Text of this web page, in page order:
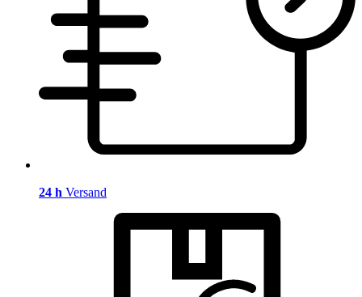
24 h Versand